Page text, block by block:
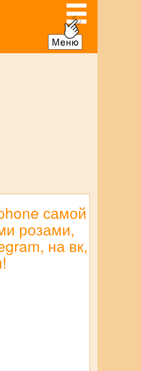
самой
розами,
на вк,